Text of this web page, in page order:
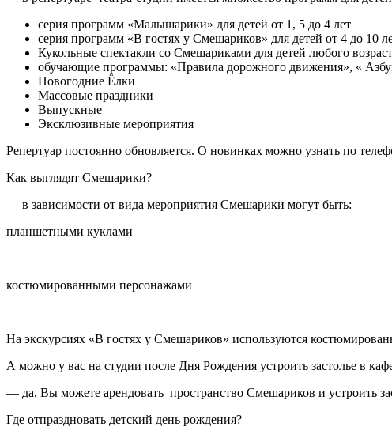
серия программ «Малышарики» для детей от 1, 5 до 4 лет
серия программ «В гостях у Смешариков» для детей от 4 до 10
Кукольные спектакли со Смешариками для детей любого
обучающие программы: «Правила дорожного движения», «
Новогодние Ёлки
Массовые праздники
Выпускные
Эксклюзивные мероприятия
Репертуар постоянно обновляется. О новинках можно узнать по
Как выглядят Смешарики?
— в зависимости от вида мероприятия Смешарики могут быть:
планшетными куклами
костюмированными персонажами
На экскурсиях «В гостях у Смешариков» используются
А можно у вас на студии после Дня Рождения устроить застолье в
— да, Вы можете арендовать пространство Смешариков и устроить
Где отпраздновать детский день рождения?